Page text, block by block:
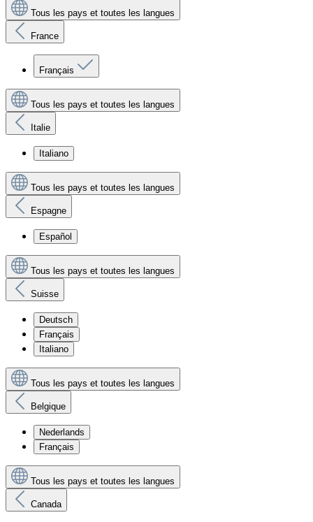
Tous les pays et toutes les langues
France
Français
Tous les pays et toutes les langues
Italie
Italiano
Tous les pays et toutes les langues
Espagne
Español
Tous les pays et toutes les langues
Suisse
Deutsch
Français
Italiano
Tous les pays et toutes les langues
Belgique
Nederlands
Français
Tous les pays et toutes les langues
Canada